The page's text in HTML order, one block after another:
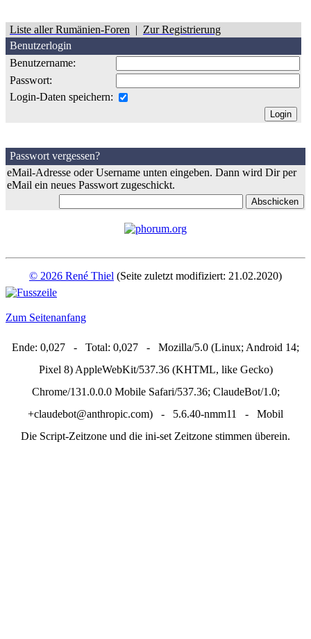
Liste aller Rumänien-Foren | Zur Registrierung
Benutzerlogin
Benutzername:
Passwort:
Login-Daten speichern:
Passwort vergessen?
eMail-Adresse oder Username unten eingeben. Dann wird Dir per
eMail ein neues Passwort zugeschickt.
© 2026 René Thiel (Seite zuletzt modifiziert: 21.02.2020)
Zum Seitenanfang
Ende: 0,027 - Total: 0,027 - Mozilla/5.0 (Linux; Android 14;
Pixel 8) AppleWebKit/537.36 (KHTML, like Gecko)
Chrome/131.0.0.0 Mobile Safari/537.36; ClaudeBot/1.0;
+claudebot@anthropic.com) - 5.6.40-nmm11 - Mobil
Die Script-Zeitzone und die ini-set Zeitzone stimmen überein.